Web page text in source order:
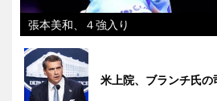
張本美和、４強入り
米上院、ブランチ氏